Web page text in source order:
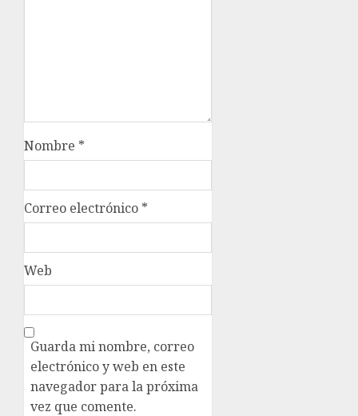
Nombre *
Correo electrónico *
Web
Guarda mi nombre, correo
electrónico y web en este
navegador para la próxima
vez que comente.